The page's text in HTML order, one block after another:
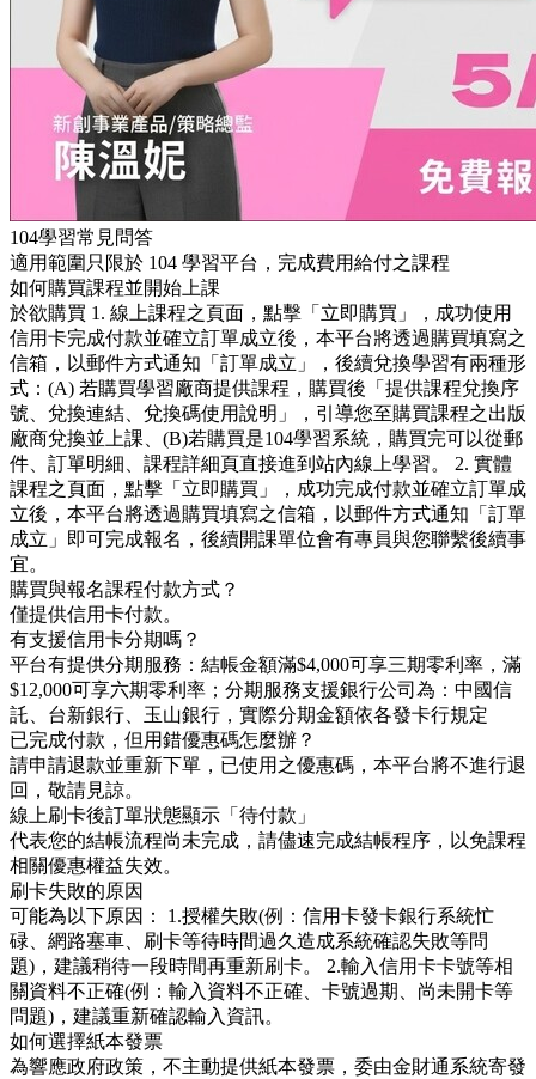
104學習常見問答
適用範圍只限於 104 學習平台，完成費用給付之課程
如何購買課程並開始上課
於欲購買 1. 線上課程之頁面，點擊「立即購買」，成功使用
信用卡完成付款並確立訂單成立後，本平台將透過購買填寫之
信箱，以郵件方式通知「訂單成立」，後續兌換學習有兩種形
式：(A) 若購買學習廠商提供課程，購買後「提供課程兌換序
號、兌換連結、兌換碼使用說明」，引導您至購買課程之出版
廠商兌換並上課、(B)若購買是104學習系統，購買完可以從郵
件、訂單明細、課程詳細頁直接進到站內線上學習。 2. 實體
課程之頁面，點擊「立即購買」，成功完成付款並確立訂單成
立後，本平台將透過購買填寫之信箱，以郵件方式通知「訂單
成立」即可完成報名，後續開課單位會有專員與您聯繫後續事
宜。
購買與報名課程付款方式？
僅提供信用卡付款。
有支援信用卡分期嗎？
平台有提供分期服務：結帳金額滿$4,000可享三期零利率，滿
$12,000可享六期零利率；分期服務支援銀行公司為：中國信
託、台新銀行、玉山銀行，實際分期金額依各發卡行規定
已完成付款，但用錯優惠碼怎麼辦？
請申請退款並重新下單，已使用之優惠碼，本平台將不進行退
回，敬請見諒。
線上刷卡後訂單狀態顯示「待付款」
代表您的結帳流程尚未完成，請儘速完成結帳程序，以免課程
相關優惠權益失效。
刷卡失敗的原因
可能為以下原因： 1.授權失敗(例：信用卡發卡銀行系統忙
碌、網路塞車、刷卡等待時間過久造成系統確認失敗等問
題)，建議稍待一段時間再重新刷卡。 2.輸入信用卡卡號等相
關資料不正確(例：輸入資料不正確、卡號過期、尚未開卡等
問題)，建議重新確認輸入資訊。
如何選擇紙本發票
為響應政府政策，不主動提供紙本發票，委由金財通系統寄發